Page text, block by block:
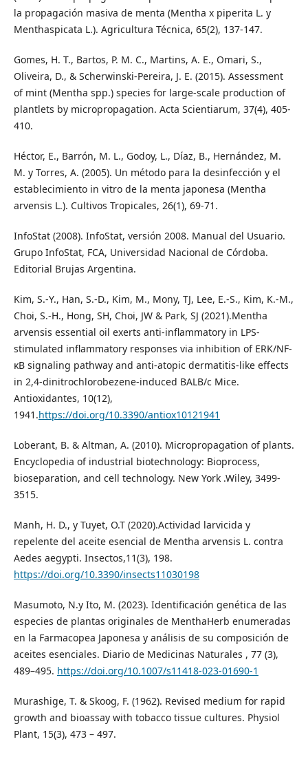
la propagación masiva de menta (Mentha x piperita L. y
Menthaspicata L.). Agricultura Técnica, 65(2), 137-147.
Gomes, H. T., Bartos, P. M. C., Martins, A. E., Omari, S.,
Oliveira, D., & Scherwinski-Pereira, J. E. (2015). Assessment
of mint (Mentha spp.) species for large-scale production of
plantlets by micropropagation. Acta Scientiarum, 37(4), 405-
410.
Héctor, E., Barrón, M. L., Godoy, L., Díaz, B., Hernández, M.
M. y Torres, A. (2005). Un método para la desinfección y el
establecimiento in vitro de la menta japonesa (Mentha
arvensis L.). Cultivos Tropicales, 26(1), 69-71.
InfoStat (2008). InfoStat, versión 2008. Manual del Usuario.
Grupo InfoStat, FCA, Universidad Nacional de Córdoba.
Editorial Brujas Argentina.
Kim, S.-Y., Han, S.-D., Kim, M., Mony, TJ, Lee, E.-S., Kim, K.-M.,
Choi, S.-H., Hong, SH, Choi, JW & Park, SJ (2021).Mentha
arvensis essential oil exerts anti-inflammatory in LPS-
stimulated inflammatory responses via inhibition of ERK/NF-
κB signaling pathway and anti-atopic dermatitis-like effects
in 2,4-dinitrochlorobezene-induced BALB/c Mice.
Antioxidantes, 10(12),
1941.https://doi.org/10.3390/antiox10121941
Loberant, B. & Altman, A. (2010). Micropropagation of plants.
Encyclopedia of industrial biotechnology: Bioprocess,
bioseparation, and cell technology. New York .Wiley, 3499-
3515.
Manh, H. D., y Tuyet, O.T (2020).Actividad larvicida y
repelente del aceite esencial de Mentha arvensis L. contra
Aedes aegypti. Insectos,11(3), 198.
https://doi.org/10.3390/insects11030198
Masumoto, N.y Ito, M. (2023). Identificación genética de las
especies de plantas originales de MenthaHerb enumeradas
en la Farmacopea Japonesa y análisis de su composición de
aceites esenciales. Diario de Medicinas Naturales , 77 (3),
489–495. https://doi.org/10.1007/s11418-023-01690-1
Murashige, T. & Skoog, F. (1962). Revised medium for rapid
growth and bioassay with tobacco tissue cultures. Physiol
Plant, 15(3), 473 – 497.